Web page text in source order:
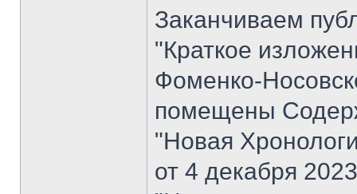
Заканчиваем
"Краткое
Фоменко-
помещены
"Новая
от 4 декабря